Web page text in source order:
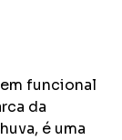
funcional
da
é uma